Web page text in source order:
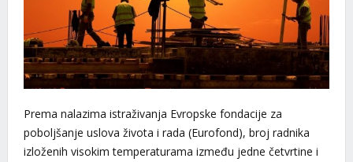
Prema nalazima istraživanja Evropske fondacije za
poboljšanje uslova života i rada (Eurofond), broj radnika
izloženih visokim temperaturama između jedne četvrtine i